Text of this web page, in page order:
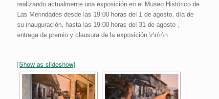
realizando actualmente una exposición en el Museo Histórico de
Las Merindades desde las 19:00 horas del 1 de agosto, día de
su inauguración, hasta las 19:00 horas del 31 de agosto ,
entrega de premio y clausura de la exposición.\r\n\r\n
[Show as slideshow]